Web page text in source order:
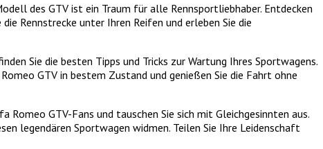
des GTV ist ein Traum für alle Rennsportliebhaber. Entdecken
Rennstrecke unter Ihren Reifen und erleben Sie die
Sie die besten Tipps und Tricks zur Wartung Ihres Sportwagens.
GTV in bestem Zustand und genießen Sie die Fahrt ohne
GTV-Fans und tauschen Sie sich mit Gleichgesinnten aus.
legendären Sportwagen widmen. Teilen Sie Ihre Leidenschaft